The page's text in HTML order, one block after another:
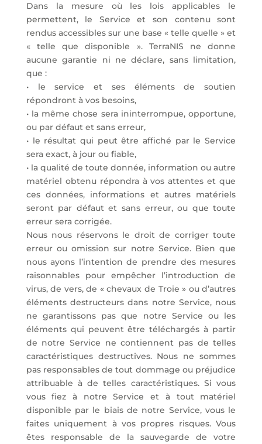
Dans la mesure où les lois applicables le
permettent, le Service et son contenu sont
rendus accessibles sur une base « telle quelle » et
« telle que disponible ». TerraNIS ne donne
aucune garantie ni ne déclare, sans limitation,
que :
• le service et ses éléments de soutien
répondront à vos besoins,
• la même chose sera ininterrompue, opportune,
ou par défaut et sans erreur,
• le résultat qui peut être affiché par le Service
sera exact, à jour ou fiable,
• la qualité de toute donnée, information ou autre
matériel obtenu répondra à vos attentes et que
ces données, informations et autres matériels
seront par défaut et sans erreur, ou que toute
erreur sera corrigée.
Nous nous réservons le droit de corriger toute
erreur ou omission sur notre Service. Bien que
nous ayons l’intention de prendre des mesures
raisonnables pour empêcher l’introduction de
virus, de vers, de « chevaux de Troie » ou d’autres
éléments destructeurs dans notre Service, nous
ne garantissons pas que notre Service ou les
éléments qui peuvent être téléchargés à partir
de notre Service ne contiennent pas de telles
caractéristiques destructives. Nous ne sommes
pas responsables de tout dommage ou préjudice
attribuable à de telles caractéristiques. Si vous
vous fiez à notre Service et à tout matériel
disponible par le biais de notre Service, vous le
faites uniquement à vos propres risques. Vous
êtes responsable de la sauvegarde de votre